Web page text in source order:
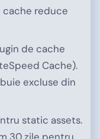
cache reduce
de cache
Cache).
excluse din
static assets.